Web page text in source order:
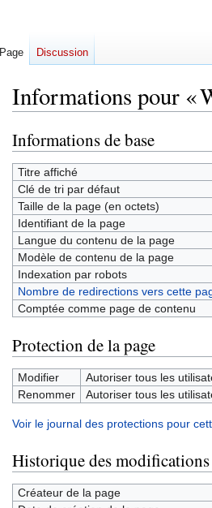
Informations pour «
Aller
à
la
navigation
Aller
à
la
recherche
Informations de base
Titre affiché
Clé de tri par défaut
Taille de la page (en octets)
Identifiant de la page
Langue du contenu de la page
Modèle de contenu de la page
Indexation par robots
Nombre de redirections vers cette
Comptée comme page de contenu
Protection de la page
Modifier
Autoriser tous les
Renommer
Autoriser tous les
Voir le journal des protections pour
Historique des modifications
Créateur de la page
Page Discussion